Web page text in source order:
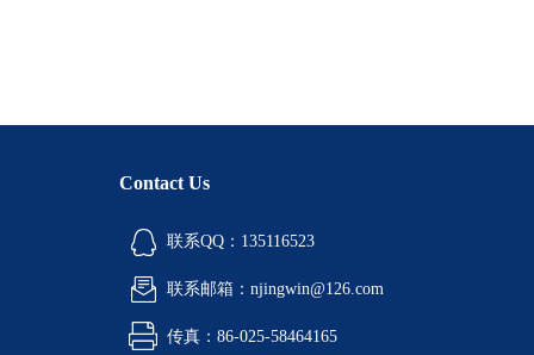
Contact Us
联系QQ：135116523
联系邮箱：njingwin@126.com
传真：86-025-58464165